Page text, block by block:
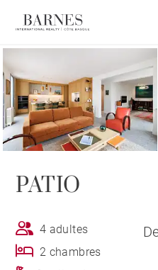
PATIO
4 adultes
2 chambres